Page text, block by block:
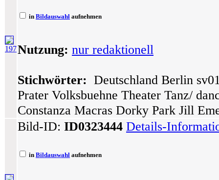
197
in Bildauswahl aufnehmen
Nutzung: nur redaktionell
Stichwörter: Deutschland Berlin
Prater Volksbuehne Theater Tanz/
Constanza Macras Dorky Park Jill
Bild-ID: ID0323444 Details-
in Bildauswahl aufnehmen